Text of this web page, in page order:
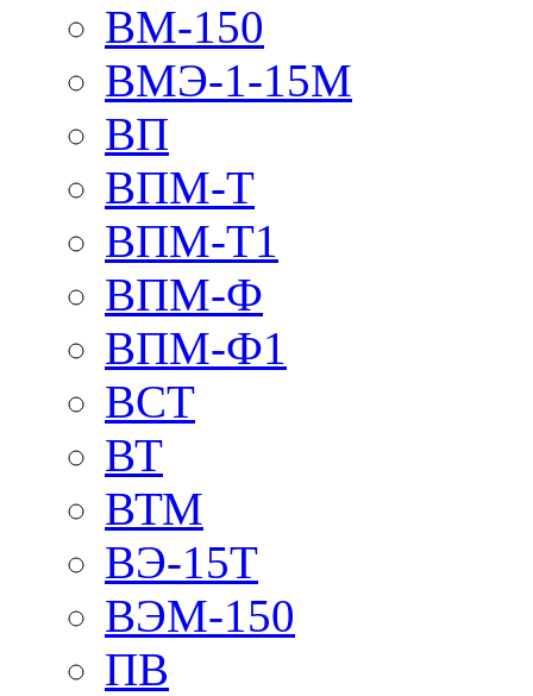
ВМ-150
ВМЭ-1-15М
ВП
ВПМ-Т
ВПМ-Т1
ВПМ-Ф
ВПМ-Ф1
ВСТ
ВТ
ВТМ
ВЭ-15Т
ВЭМ-150
ПВ